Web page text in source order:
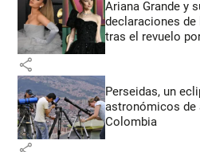
Ariana Grande y
declaraciones
tras el revuelo
share
Perseidas, un
astronómicos de
Colombia